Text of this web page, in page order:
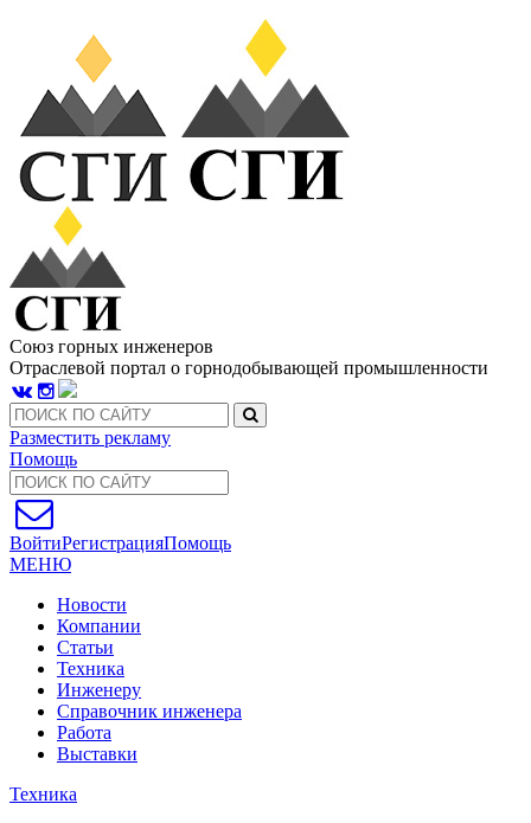
Союз горных инженеров
Отраслевой портал о горнодобывающей промышленности
Разместить рекламу
Помощь
ВойтиРегистрацияПомощь
МЕНЮ
Новости
Компании
Статьи
Техника
Инженеру
Справочник инженера
Работа
Выставки
Техника